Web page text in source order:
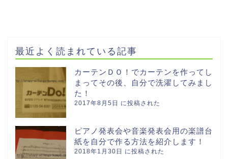
最近よく読まれている記事
カーテンＤＯ！でカーテンを作ってし
まってその後、自分で洗濯してみまし
た！
2017年8月5日 に投稿された
ピアノ発表会や音楽発表会用の楽譜台
紙を自分で作る方法を紹介します！
2018年1月30日 に投稿された